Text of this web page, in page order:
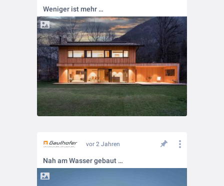
Weniger ist mehr …
vor 2 Jahren
Nah am Wasser gebaut …